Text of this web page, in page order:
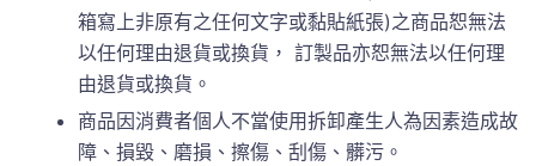
箱寫上非原有之任何文字或黏貼紙張)之商品恕無法
以任何理由退貨或換貨， 訂製品亦恕無法以任何理
由退貨或換貨。
商品因消費者個人不當使用拆卸產生人為因素造成故
障、損毀、磨損、擦傷、刮傷、髒污。